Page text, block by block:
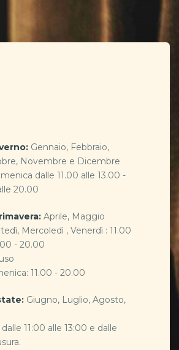
Gennaio, Febbraio,
Novembre e Dicembre
dalle 11.00 alle 13.00 -
20.00
Aprile, Maggio
Mercoledì , Venerdì : 11.00
- 20.00
11.00 - 20.00
Giugno, Luglio, Agosto,
11:00 alle 13:00 e dalle